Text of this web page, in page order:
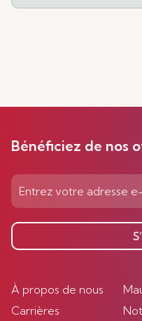
Bénéficiez de nos
À propos de nous
Carrières